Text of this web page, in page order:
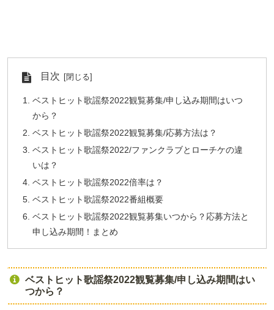
目次
ベストヒット歌謡祭2022観覧募集/申し込み期間はいつ
から？
ベストヒット歌謡祭2022観覧募集/応募方法は？
ベストヒット歌謡祭2022/ファンクラブとローチケの違
いは？
ベストヒット歌謡祭2022倍率は？
ベストヒット歌謡祭2022番組概要
ベストヒット歌謡祭2022観覧募集いつから？応募方法と
申し込み期間！まとめ
ベストヒット歌謡祭2022観覧募集/申し込み期間はい
つから？